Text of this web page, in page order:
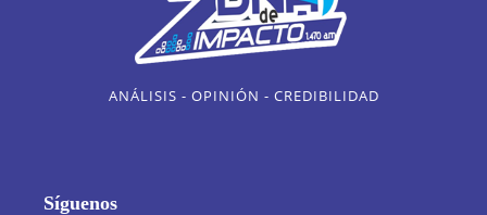
ANÁLISIS - OPINIÓN - CREDIBILIDAD
Síguenos